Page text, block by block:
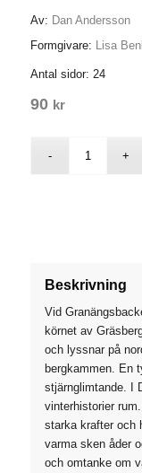
Av: Dan Andersson
Formgivare: Lisa
Antal sidor: 24
90 kr
Beskrivning
Vid
körnet av
och lyssnar på
bergkammen. En
stjärnglimtande. I
vinterhistorier
starka krafter och
varma sken åder
och omtanke om